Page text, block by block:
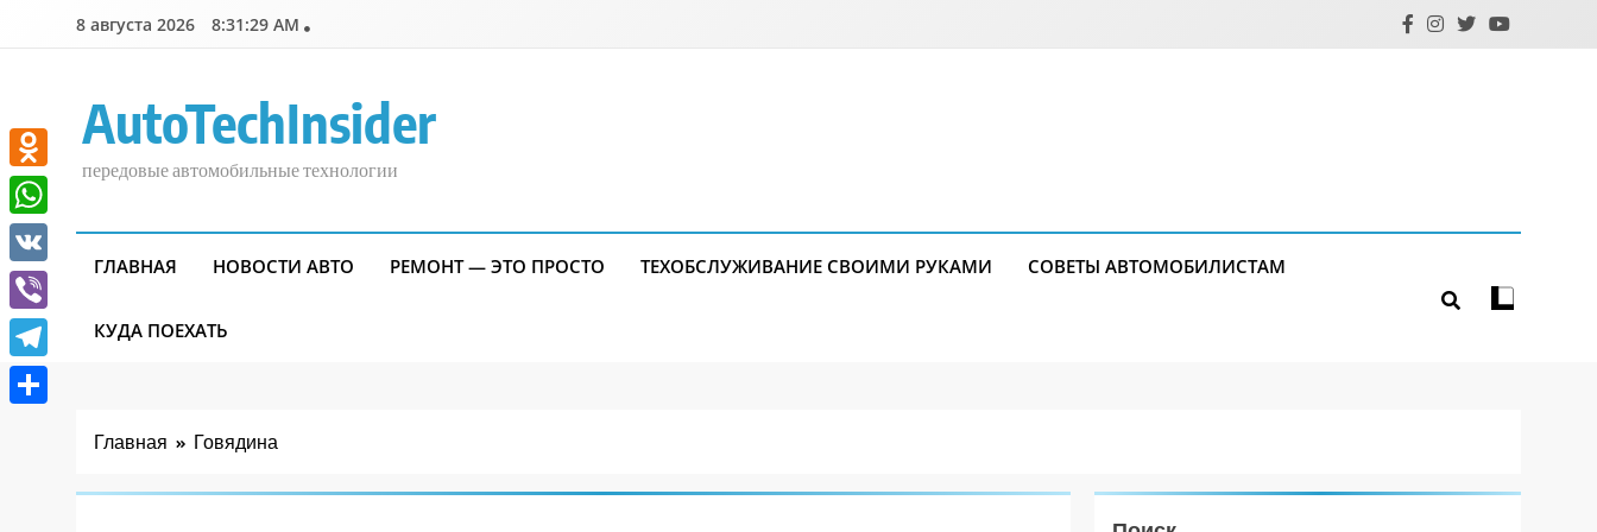
8 августа 2026 8:31:30 AM
AutoTechInsider
передовые автомобильные технологии
ГЛАВНАЯ НОВОСТИ АВТО РЕМОНТ — ЭТО ПРОСТО ТЕХОБСЛУЖИВАНИЕ СВОИМИ РУКАМИ СОВЕТЫ АВТОМОБИЛИСТАМ
КУДА ПОЕХАТЬ
Главная Говядина
Odnoklassniki
WhatsApp
VK
Viber
Telegram